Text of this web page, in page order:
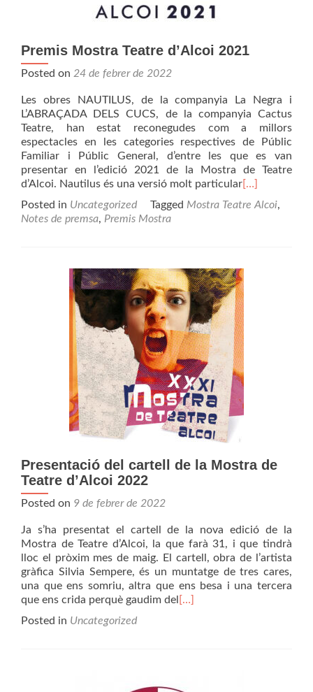
Premis Mostra Teatre d’Alcoi 2021
Posted on 24 de febrer de 2022
Les obres NAUTILUS, de la companyia La Negra i
L’ABRAÇADA DELS CUCS, de la companyia Cactus
Teatre, han estat reconegudes com a millors
espectacles en les categories respectives de Públic
Familiar i Públic General, d’entre les que es van
presentar en l’edició 2021 de la Mostra de Teatre
d’Alcoi. Nautilus és una versió molt particular […]
Posted in Uncategorized Tagged Mostra Teatre Alcoi,
Notes de premsa, Premis Mostra
Presentació del cartell de la Mostra de
Teatre d’Alcoi 2022
Posted on 9 de febrer de 2022
Ja s’ha presentat el cartell de la nova edició de la
Mostra de Teatre d’Alcoi, la que farà 31, i que tindrà
lloc el pròxim mes de maig. El cartell, obra de l’artista
gràfica Silvia Sempere, és un muntatge de tres cares,
una que ens somriu, altra que ens besa i una tercera
que ens crida perquè gaudim del
[…]
Posted in Uncategorized